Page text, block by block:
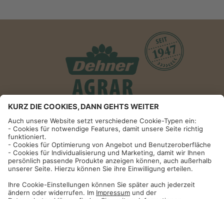
Informationen
Impressum
Datenschutzhinweise
AGB und Widerrufsbelehrung